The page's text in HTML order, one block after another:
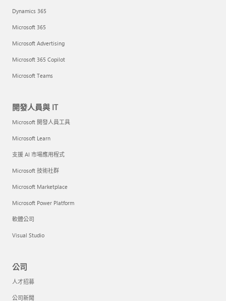
Dynamics 365
Microsoft 365
Microsoft Advertising
Microsoft 365 Copilot
Microsoft Teams
開發人員與 IT
Microsoft 開發人員工具
Microsoft Learn
支援 AI 市場應用程式
Microsoft 技術社群
Microsoft Marketplace
Microsoft Power Platform
軟體公司
Visual Studio
公司
人才招募
公司新聞